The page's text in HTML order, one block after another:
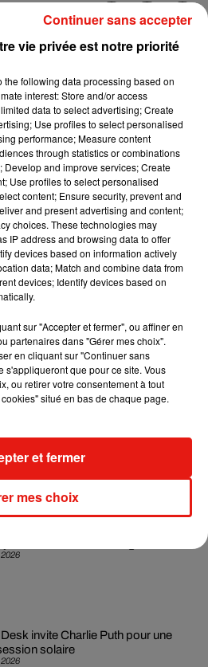
Lieb s’essaye à la vie de chatelain
son nouveau clip
sort enfin le remix de « Love
» avec Kylie Minogue
de l’année
tant attendue
invite Charlie Puth pour une
solaire
vie privée est notre priorité
the following data processing based on
interest: Store and/or access
data to select advertising; Create
Use profiles to select personalised
performance; Measure content
through statistics or combinations
Develop and improve services; Create
Use profiles to select personalised
content; Ensure security, prevent and
and present advertising and content;
choices. These technologies may
IP address and browsing data to offer
devices based on information actively
data; Match and combine data from
devices; Identify devices based on
sur "Accepter et fermer", ou affiner en
partenaires dans "Gérer mes choix".
en cliquant sur "Continuer sans
s'appliqueront que pour ce site. Vous
ou retirer votre consentement à tout
situé en bas de chaque page.
mes choix
et fermer
Continuer sans accepter